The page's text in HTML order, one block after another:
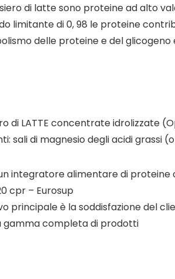
di latte sono proteine ad alto
limitante di 0, 98 le proteine
delle proteine e del
di LATTE concentrate idrolizzate
sali di magnesio degli acidi grassi
un integratore alimentare di
cpr – Eurosup
principale è la soddisfazione del
gamma completa di prodotti